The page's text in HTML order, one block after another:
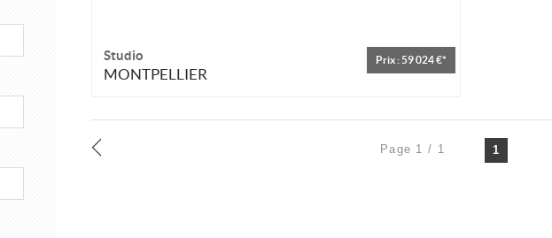
Studio
MONTPELLIER
Prix : 59 024 €*
Page 1 / 1 1